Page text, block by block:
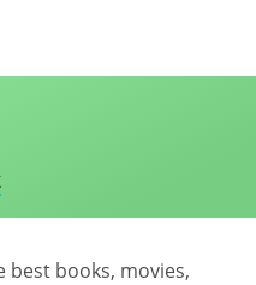
books, movies,